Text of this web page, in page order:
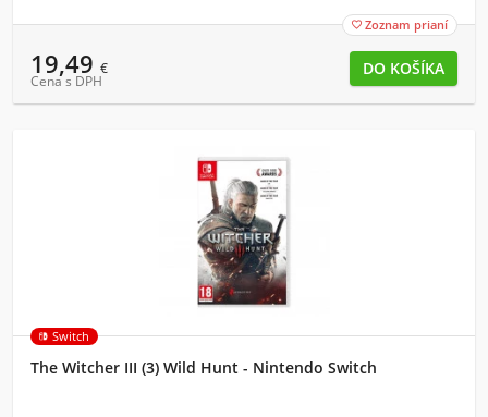
 Zoznam prianí
19,49 €
Cena s DPH
Switch
The Witcher III (3) Wild Hunt - Nintendo Switch